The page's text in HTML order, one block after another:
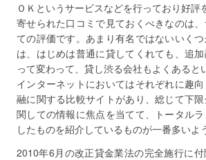
ＯＫというサービスなどを行っており好評
寄せられた口コミで見ておくべきなのは
ての評価です。あまり有名ではないいく
は、はじめは普通に貸してくれても、追
って変わって、貸し渋る会社もよくあると
インターネットにおいてはそれぞれに趣
融に関する比較サイトがあり、総じて下
関しての情報に焦点を当てて、トータル
したものを紹介しているものが一番多いよ
2010年6月の改正貸金業法の完全施行に